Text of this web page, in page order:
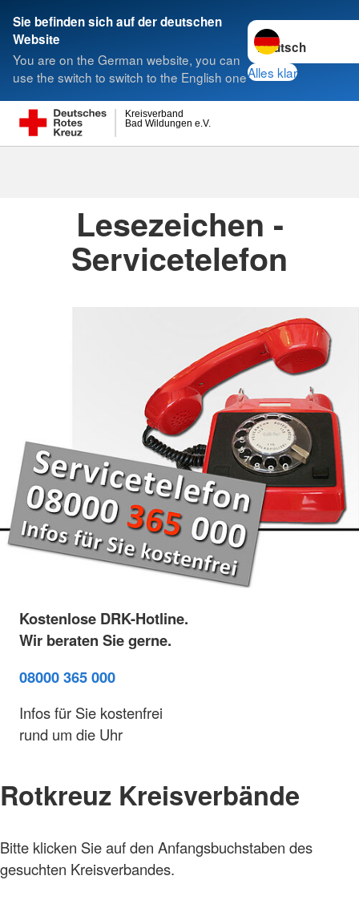
Sie befinden sich auf der deutschen
Website
You are on the German website, you can
use the switch to switch to the English one
Sprache wechseln
Alles klar
Bad Wildungen e.V.
Kreisverband
Suche
Kreisverbände
Lesezeichen -
Servicetelefon
Kostenlose DRK-Hotline.
Wir beraten Sie gerne.
08000 365 000
Infos für Sie kostenfrei
rund um die Uhr
Rotkreuz Kreisverbände
Bitte klicken Sie auf den Anfangsbuchstaben des
gesuchten Kreisverbandes.